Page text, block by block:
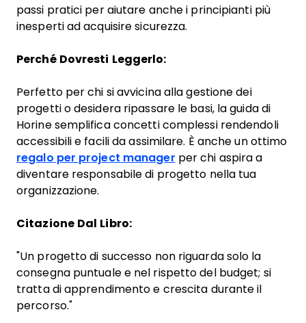
passi pratici per aiutare anche i principianti più
inesperti ad acquisire sicurezza.
Perché Dovresti Leggerlo:
Perfetto per chi si avvicina alla gestione dei
progetti o desidera ripassare le basi, la guida di
Horine semplifica concetti complessi rendendoli
accessibili e facili da assimilare. È anche un ottimo
regalo per project manager per chi aspira a
diventare responsabile di progetto nella tua
organizzazione.
Citazione Dal Libro:
"Un progetto di successo non riguarda solo la
consegna puntuale e nel rispetto del budget; si
tratta di apprendimento e crescita durante il
percorso."